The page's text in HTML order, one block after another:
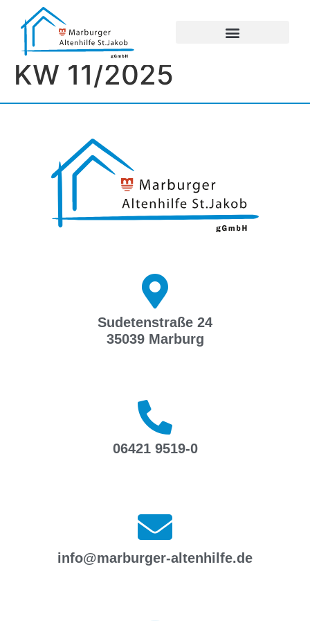
KW 11/2025
Sudetenstraße 24
35039 Marburg
06421 9519-0
info@marburger-altenhilfe.de